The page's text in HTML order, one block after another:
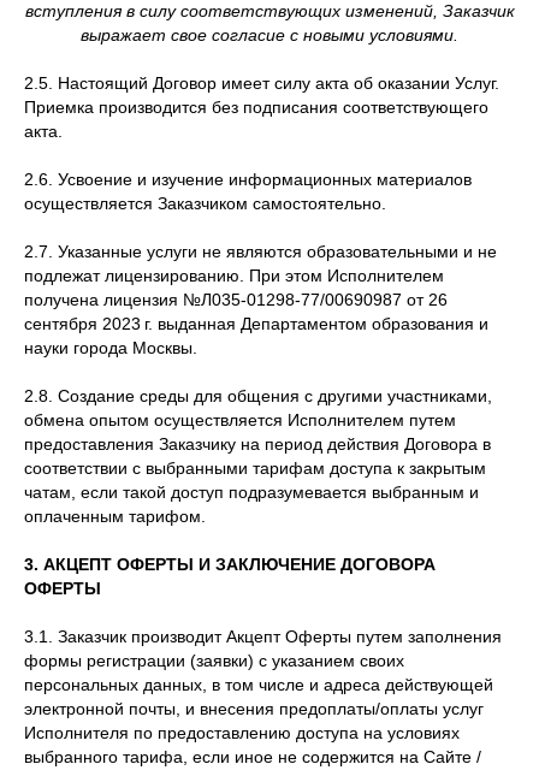
вступления в силу соответствующих изменений, Заказчик
выражает свое согласие с новыми условиями.
2.5. Настоящий Договор имеет силу акта об оказании Услуг.
Приемка производится без подписания соответствующего
акта.
2.6. Усвоение и изучение информационных материалов
осуществляется Заказчиком самостоятельно.
2.7. Указанные услуги не являются образовательными и не
подлежат лицензированию. При этом Исполнителем
получена лицензия №Л035-01298-77/00690987 от 26
сентября 2023 г. выданная Департаментом образования и
науки города Москвы.
2.8. Создание среды для общения с другими участниками,
обмена опытом осуществляется Исполнителем путем
предоставления Заказчику на период действия Договора в
соответствии с выбранными тарифам доступа к закрытым
чатам, если такой доступ подразумевается выбранным и
оплаченным тарифом.
3. АКЦЕПТ ОФЕРТЫ И ЗАКЛЮЧЕНИЕ ДОГОВОРА
ОФЕРТЫ
3.1. Заказчик производит Акцепт Оферты путем заполнения
формы регистрации (заявки) с указанием своих
персональных данных, в том числе и адреса действующей
электронной почты, и внесения предоплаты/оплаты услуг
Исполнителя по предоставлению доступа на условиях
выбранного тарифа, если иное не содержится на Сайте /